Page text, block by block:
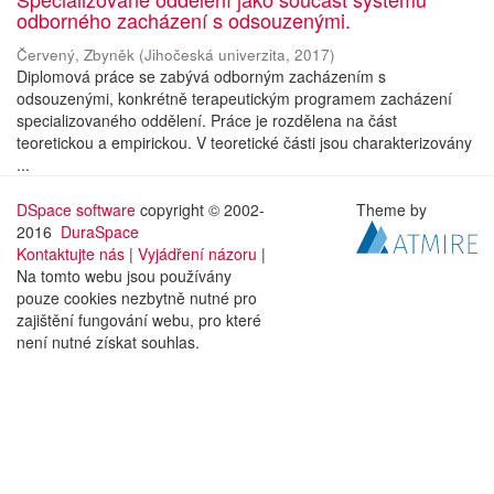
odborného zacházení s odsouzenými.
Červený, Zbyněk (Jihočeská univerzita, 2017)
Diplomová práce se zabývá odborným zacházením s
odsouzenými, konkrétně terapeutickým programem zacházení
specializovaného oddělení. Práce je rozdělena na část
teoretickou a empirickou. V teoretické části jsou charakterizovány
...
DSpace software copyright © 2002-
2016 DuraSpace
Kontaktujte nás | Vyjádření názoru |
Na tomto webu jsou používány
pouze cookies nezbytně nutné pro
zajištění fungování webu, pro které
není nutné získat souhlas.
Theme by